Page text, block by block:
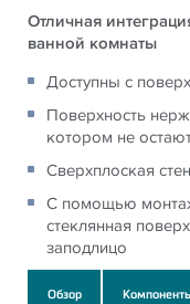
Отличная
ванной комнаты
Доступны с
Поверхность
котором не
Сверхплоская
С помощью
стеклянная
заподлицо
Обзор